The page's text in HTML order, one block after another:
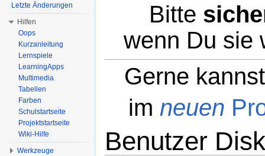
Bitte
wenn Du sie
Gerne
im neuen
Benutzer
Letzte Änderungen
Hilfen
Oops
Kurzanleitung
Lernspiele
LearningApps
Multimedia
Tabellen
Farben
Schulstartseite
Projektstartseite
Wiki-Hilfe
Werkzeuge